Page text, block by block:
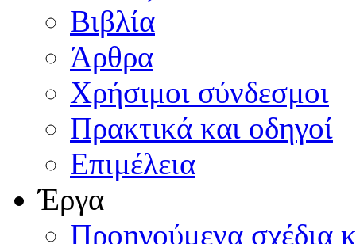
Βιβλία
Άρθρα
Χρήσιμοι σύνδεσμοι
Πρακτικά και οδηγοί
Επιμέλεια
Έργα
Προηγούμενα σχέδια